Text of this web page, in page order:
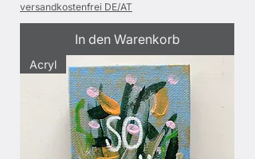
versandkostenfrei DE/AT
In den Warenkorb
Acryl